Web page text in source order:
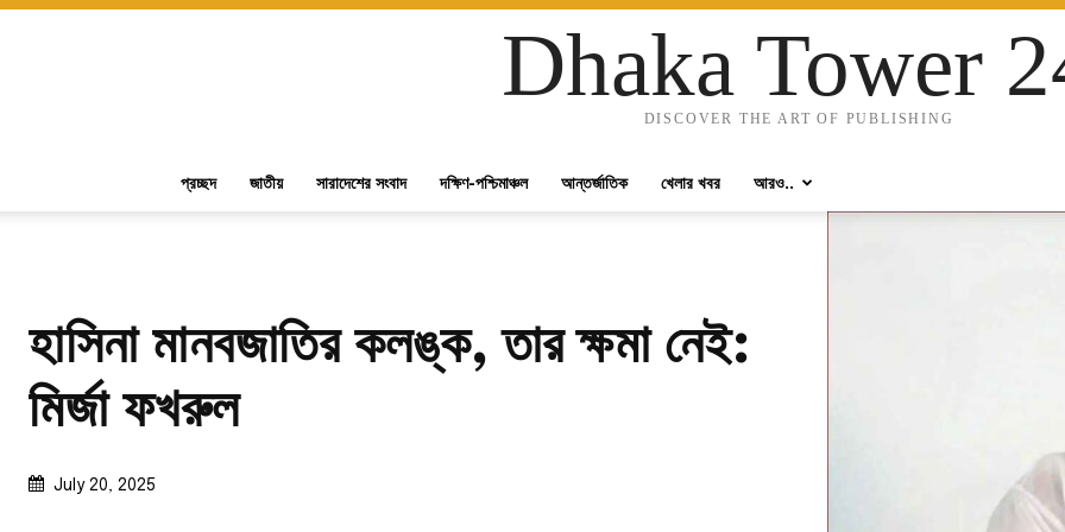
Dhaka Tower
DISCOVER THE ART OF PUBLISHING
প্রচ্ছদ জাতীয় সারাদেশের সংবাদ দক্ষিণ-পশ্চিমাঞ্চল আন্তর্জাতিক খেলার খবর আরও..
হাসিনা মানবজাতির কলঙ্ক, তার ক্ষমা নেই:
মির্জা ফখরুল
July 20, 2025